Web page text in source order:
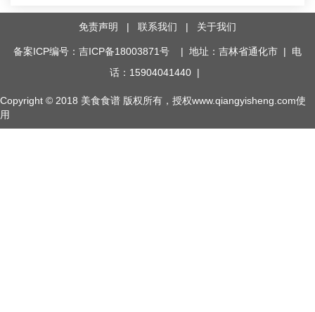
免责声明 | 联系我们 | 关于我们
备案ICP编号：吉ICP备18003871号 | 地址：吉林省通化市 | 电
话：15904041440 |
Copyright © 2018 美食食谱 版权所有，授权www.qiangyisheng.com使
用